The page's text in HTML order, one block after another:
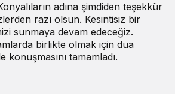
adına şimdiden teşekkür
razı olsun. Kesintisiz bir
sunmaya devam edeceğiz.
birlikte olmak için dua
tamamladı.